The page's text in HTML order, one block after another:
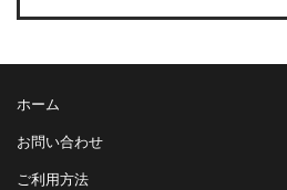
ホーム
お問い合わせ
ご利用方法